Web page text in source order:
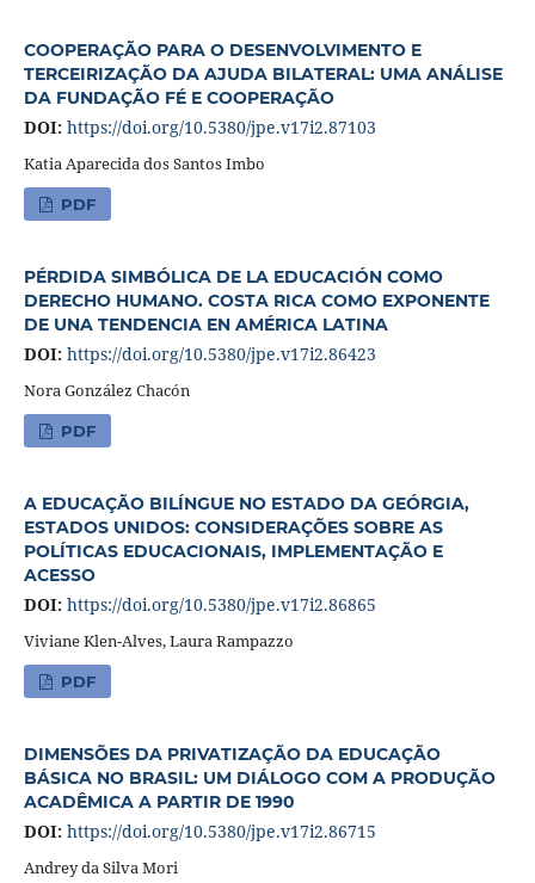
COOPERAÇÃO PARA O DESENVOLVIMENTO E
TERCEIRIZAÇÃO DA AJUDA BILATERAL: UMA ANÁLISE
DA FUNDAÇÃO FÉ E COOPERAÇÃO
DOI: https://doi.org/10.5380/jpe.v17i2.87103
Katia Aparecida dos Santos Imbo
PDF
PÉRDIDA SIMBÓLICA DE LA EDUCACIÓN COMO
DERECHO HUMANO. COSTA RICA COMO EXPONENTE
DE UNA TENDENCIA EN AMÉRICA LATINA
DOI: https://doi.org/10.5380/jpe.v17i2.86423
Nora González Chacón
PDF
A EDUCAÇÃO BILÍNGUE NO ESTADO DA GEÓRGIA,
ESTADOS UNIDOS: CONSIDERAÇÕES SOBRE AS
POLÍTICAS EDUCACIONAIS, IMPLEMENTAÇÃO E
ACESSO
DOI: https://doi.org/10.5380/jpe.v17i2.86865
Viviane Klen-Alves, Laura Rampazzo
PDF
DIMENSÕES DA PRIVATIZAÇÃO DA EDUCAÇÃO
BÁSICA NO BRASIL: UM DIÁLOGO COM A PRODUÇÃO
ACADÊMICA A PARTIR DE 1990
DOI: https://doi.org/10.5380/jpe.v17i2.86715
Andrey da Silva Mori